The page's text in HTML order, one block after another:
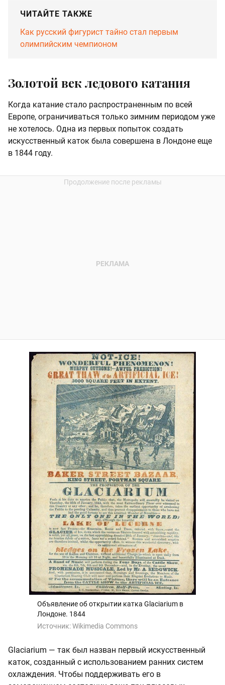
ЧИТАЙТЕ ТАКЖЕ
Как русский фигурист тайно стал первым
олимпийским чемпионом
Золотой век ледового катания
Когда катание стало распространенным по всей
Европе, ограничиваться только зимним периодом уже
не хотелось. Одна из первых попыток создать
искусственный каток была совершена в Лондоне еще
в 1844 году.
Объявление об открытии катка Glaciarium в
Лондоне. 1844
Источник:Wikimedia Commons
Glaciarium — так был назван первый искусственный
каток, созданный с использованием ранних систем
охлаждения. Чтобы поддерживать его в